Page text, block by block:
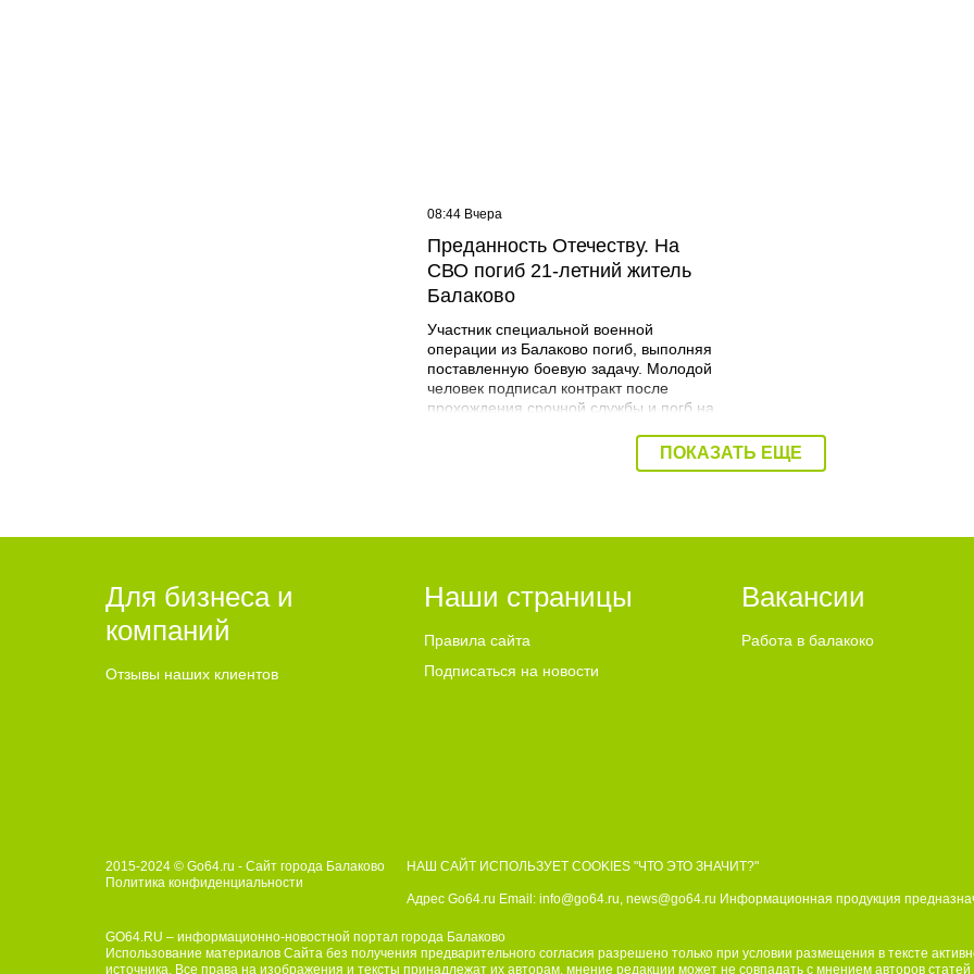
08:44 Вчера
Преданность Отечеству. На
СВО погиб 21-летний житель
Балаково
Участник специальной военной
операции из Балаково погиб, выполняя
поставленную боевую задачу. Молодой
человек подписал контракт после
прохождения срочной службы и погб на
администрация Балаковского района.
Никита Мразов родился 30 июля 2004
выполнении специальных задач. ДО
своего 22-го дня рождения он не дожил
соболезнования родным и близким
Никиты Андреевича. Наш земляк
проявил несгибаемую храбрость и
с 10:00 до 11:00 в храме Иоанна
ПОКАЗАТЬ ЕЩЕ
Для бизнеса и
компаний
Отзывы наших клиентов
Наши страницы
Правила сайта
Подписаться на новости
Вакансии
Работа в балакоко
2015-2024 © Go64.ru - Сайт города Балаково
Политика конфиденциальности
НАШ САЙТ ИСПОЛЬЗУЕТ COOKIES "ЧТО ЭТО ЗНАЧИТ?"
Адрес Go64.ru Email: info@go64.ru, news@go64.ru Информационная продукция
GO64.RU – информационно-новостной портал города Балаково
Использование материалов Сайта без получения предварительного согласия разрешено только при условии размещения в тексте
источника. Все права на изображения и тексты принадлежат их авторам, мнение редакции может не совпадать с мнением авторов